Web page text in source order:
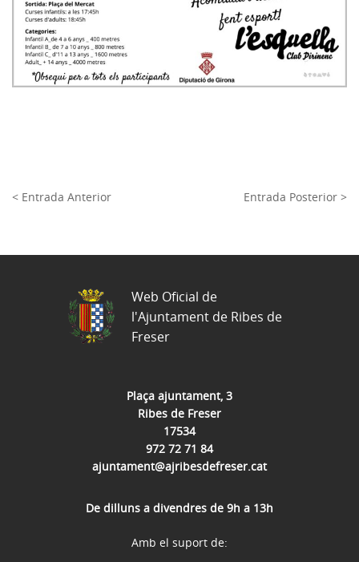
< Entrada Anterior Entrada Posterior >
Plaça ajuntament, 3
Ribes de Freser
17534
972 72 71 84
ajuntament@ajribesdefreser.cat
De dilluns a divendres de 9h a 13h
Web Oficial de
l'Ajuntament de Ribes de
Freser
Amb el suport de: